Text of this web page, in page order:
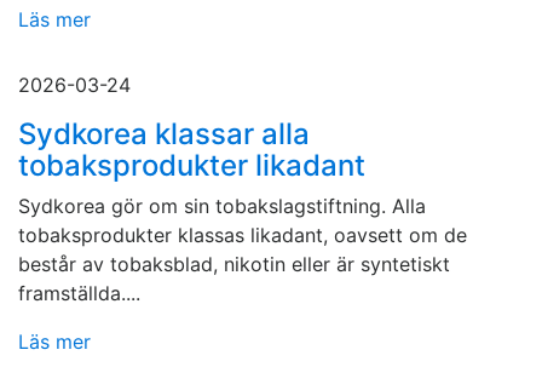
Läs mer
2026-03-24
Sydkorea klassar alla
tobaksprodukter likadant
Sydkorea gör om sin tobakslagstiftning. Alla
tobaksprodukter klassas likadant, oavsett om de
består av tobaksblad, nikotin eller är syntetiskt
framställda....
Läs mer